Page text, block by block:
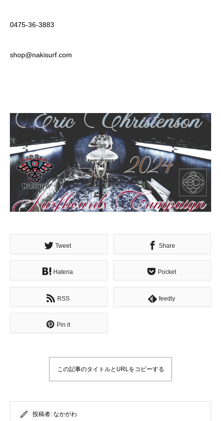
0475-36-3883
shop@nakisurf.com
Tweet Share
Hatena Pocket
RSS feedly
Pin it
この記事のタイトルとURLをコピーする
投稿者: なかがわ